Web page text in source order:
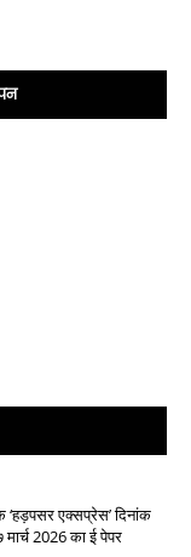
‘हड़पसर एक्सप्रेस’ दिनांक
मार्च 2026 का ई पेपर